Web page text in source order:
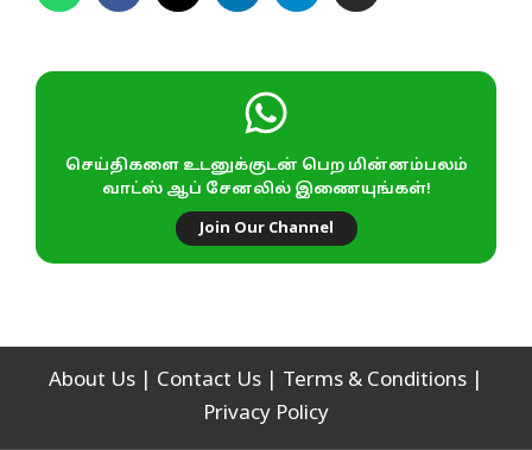
செய்திகளை உடனுக்குடன் பெற மின்னம்பலம்
வாட்ஸ் ஆப் சேனலில் இணையுங்கள்!
Join Our Channel
About Us Contact Us Terms & Conditions
Privacy Policy